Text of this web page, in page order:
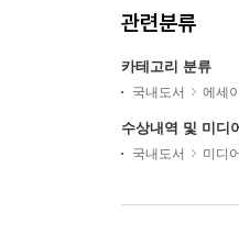
관련분류
카테고리 분류
국내도서 에세이
수상내역 및 미디
국내도서 미디